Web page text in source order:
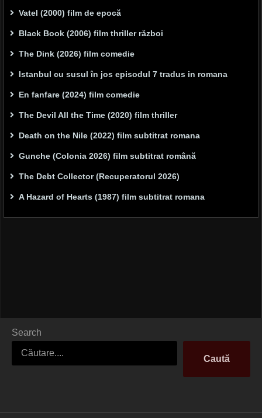
Vatel (2000) film de epocă
Black Book (2006) film thriller război
The Dink (2026) film comedie
Istanbul cu susul în jos episodul 7 tradus in romana
En fanfare (2024) film comedie
The Devil All the Time (2020) film thriller
Death on the Nile (2022) film subtitrat romana
Gunche (Colonia 2026) film subtitrat română
The Debt Collector (Recuperatorul 2026)
A Hazard of Hearts (1987) film subtitrat romana
Search
Caută